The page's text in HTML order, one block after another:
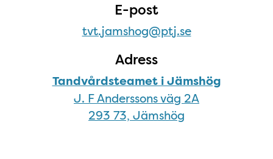
E-post
tvt.jamshog@ptj.se
Adress
Tandvårdsteamet i Jämshög
J. F Anderssons väg 2A
293 73, Jämshög